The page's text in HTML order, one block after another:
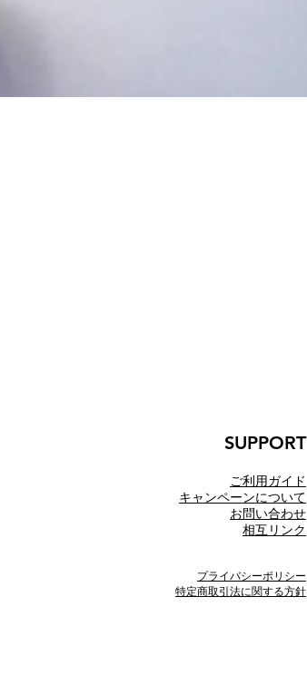
SUPPORT
ご利用ガイド
​キャンペーンについて
お問い合わせ
相互リンク
プライバシーポリシー
特定商取引法に関する方針